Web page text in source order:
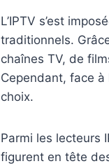
L’IPTV s’est
traditionnels.
chaînes TV, de
Cependant, face
choix.
Parmi les lecteurs
figurent en tête